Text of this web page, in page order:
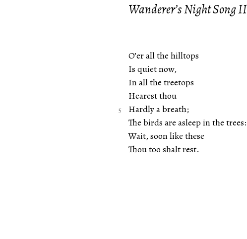
Wanderer’s Night Song II
O’er all the hilltops
Is quiet now,
In all the treetops
Hearest thou
Hardly a breath;
The birds are asleep in the trees:
Wait, soon like these
Thou too shalt rest.